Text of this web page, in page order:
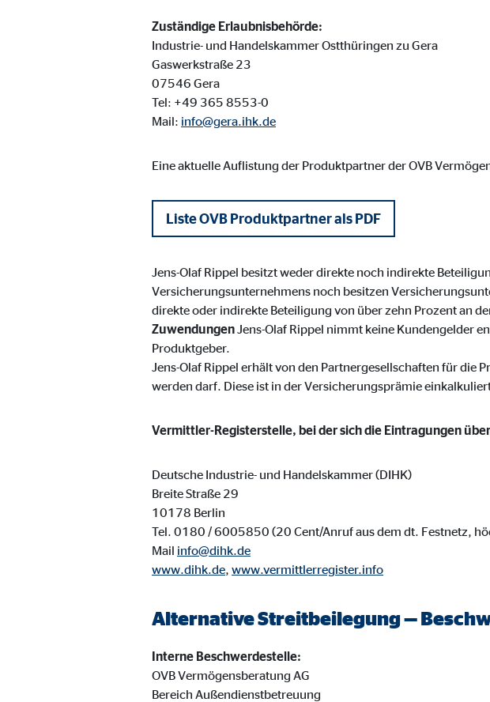
Zuständige Erlaubnisbehörde:
Industrie- und Handelskammer Ostthüringen zu Gera
Gaswerkstraße 23
07546 Gera
Tel: +49 365 8553-0
Mail: info@gera.ihk.de
Eine aktuelle Auflistung der Produktpartner der OVB
Liste OVB Produktpartner als PDF
Jens-Olaf Rippel besitzt weder direkte noch indirekte
Versicherungsunternehmens noch besitzen
direkte oder indirekte Beteiligung von über zehn Prozent an
ZuwendungenJens-Olaf Rippel nimmt keine Kundengelder
Produktgeber.
Jens-Olaf Rippel erhält von den Partnergesellschaften für
werden darf. Diese ist in der Versicherungsprämie
Vermittler-Registerstelle, bei der sich die Eintragungen
Deutsche Industrie- und Handelskammer (DIHK)
Breite Straße 29
10178 Berlin
Tel. 0180 / 6005850 (20 Cent/Anruf aus dem dt. Festnetz,
Mail info@dihk.de
www.dihk.de, www.vermittlerregister.info
Alternative Streitbeilegung —
Interne Beschwerdestelle:
OVB Vermögensberatung AG
Bereich Außendienstbetreuung
Facebook Pixel | Empfänger: OVB, Facebook Ireland Ltd.
Anbieter:
Adform | Empfänger: OVB, Adform A/S
uid, C
Anbieter: Adform A/S
Zweck: ad campaign
Cookie Laufzeit:
Inhalte von Video- und Kartenplattformen werden beim Besuch unserer
Google Maps | Empfänger: OVB, Google Ireland Ltd.
Anbieter: Google Ireland Ltd.
24 Monate
YouTube | Empfänger: OVB, Google Ireland Ltd.